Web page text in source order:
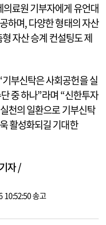
료원 기부자에게 유언대
하며, 다양한 형태의 자산
자산 승계 컨설팅도 제
부신탁은 사회공헌을 실
중 하나”라며 “신한투자
천의 일환으로 기부신탁
활성화되길 기대한
자 /
10:52:50 송고